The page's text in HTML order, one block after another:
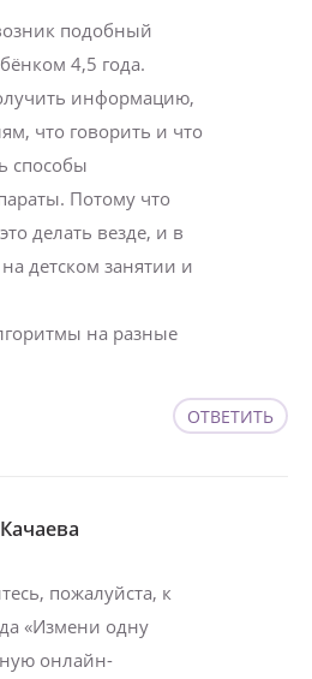
подобный
4,5 года.
информацию,
что говорить и что
способы
Потому что
делать везде, и в
детском занятии и
на разные
ОТВЕТИТЬ
пожалуйста, к
«Измени одну
онлайн-